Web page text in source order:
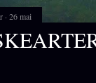
26 mai